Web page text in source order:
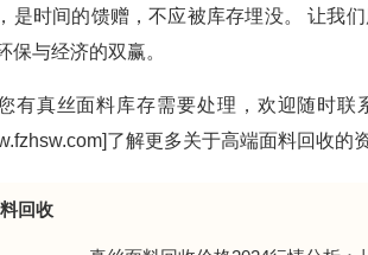
是时间的馈赠，不应被库存埋没。 让我
保与经济的双赢。
有真丝面料库存需要处理，欢迎随时
了解更多关于高端面料回收的
回收